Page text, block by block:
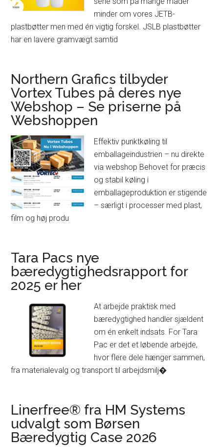
minder om vores JETB-
plastbøtter men med én vigtig forskel. JSLB plastbøtter
har en lavere gramvægt samtid
Northern Grafics tilbyder
Vortex Tubes på deres nye
Webshop – Se priserne på
Webshoppen
Effektiv punktkøling til
emballageindustrien – nu direkte
via webshop Behovet for præcis
og stabil køling i
emballageproduktion er stigende
– særligt i processer med plast,
film og høj produ
Tara Pacs nye
bæredygtighedsrapport for
2025 er her
At arbejde praktisk med
bæredygtighed handler sjældent
om én enkelt indsats. For Tara
Pac er det et løbende arbejde,
hvor flere dele hænger sammen,
fra materialevalg og transport til arbejdsmilj�
Linerfree® fra HM Systems
udvalgt som Børsen
Bæredygtig Case 2026